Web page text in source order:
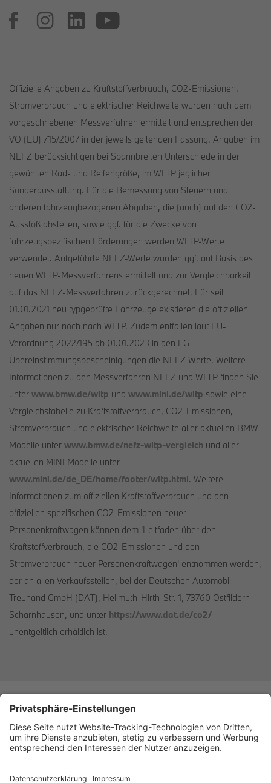
Offizielle Angaben zu Kraftstoffverbrauch, CO2-Emissionen,
Stromverbrauch und elektrischer Reichweite wurden nach dem
vorgeschriebenen Messverfahren ermittelt und entsprechen der
VO (EU) 715/2007 in der jeweils geltenden Fassung. Angaben im
NEFZ berücksichtigen bei Spannbreiten Unterschiede in der
gewählten Rad- und Reifengröße, im WLTP jeglicher
Sonderausstattung. Für die Bemessung von Steuern und
anderen fahrzeugbezogenen Abgaben, die (auch) auf den CO2-
Ausstoß abstellen, sowie ggf. für die Zwecke von
fahrzeugspezifischen Förderungen werden WLTP-Werte
verwendet. Aufgeführte NEFZ-Werte wurden ggf. auf Basis des
neuen WLTP-Messverfahrens ermittelt und zur Vergleichbarkeit
auf das NEFZ-Messverfahren zurückgerechnet. Für seit
01.01.2021 neu typgeprüfte Fahrzeuge existieren die offiziellen
Angaben nur noch nach WLTP. Zudem entfallen laut EU-
Verordnung 2022/195 ab 01.01.2023 in den EG-
Übereinstimmungsbescheinigungen die NEFZ-Werte. Weitere
Informationen zu den Messverfahren NEFZ und WLTP finden Sie
unter www.bmw.de/wltp und www.mini.de/wltp sowie eine
Vergleichstabelle zu Kraftstoffverbrauch, CO2-Emissionen,
Stromverbrauch und elektrischer Reichweite aller aktuellen BMW
Modelle unter www.bmw.de/nefz-wltp-vergleich und aller
aktuellen MINI Modelle unter
www.mini.de/de_DE/home/footer/wltp.html. Weitere
Informationen zum offiziellen Kraftstoffverbrauch und den
offiziellen spezifischen CO2-Emissionen neuer
Personenkraftwagen können dem 'Leitfaden über den
Kraftstoffverbrauch, die CO2-Emissionen und den
Stromverbrauch neuer Personenkraftwagen' entnommen werden,
der an allen Verkaufsstellen, bei der Deutschen Automobil
Treuhand GmbH (DAT), Hellmuth-Hirth-Str. 1, 73760 Ostfildern-
Scharnhausen, und unter https://www.dat.de/co2/
unentgeltlich erhältlich ist.